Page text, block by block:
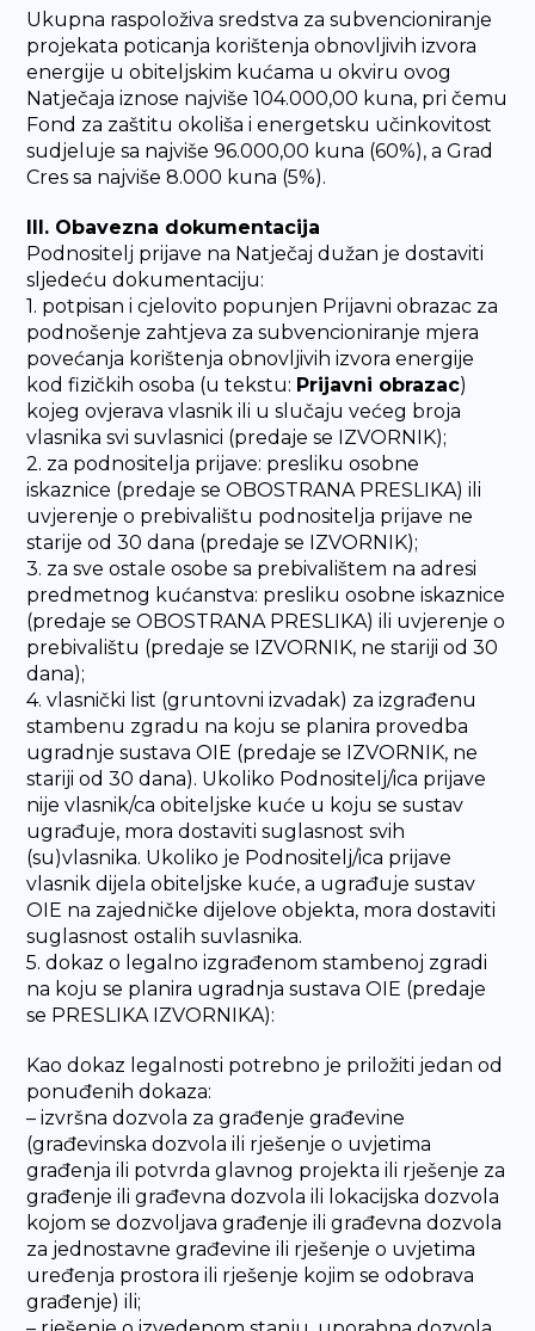
Ukupna raspoloživa sredstva za subvencioniranje
projekata poticanja korištenja obnovljivih izvora
energije u obiteljskim kućama u okviru ovog
Natječaja iznose najviše 104.000,00 kuna, pri čemu
Fond za zaštitu okoliša i energetsku učinkovitost
sudjeluje sa najviše 96.000,00 kuna (60%), a Grad
Cres sa najviše 8.000 kuna (5%).
III. Obavezna dokumentacija
Podnositelj prijave na Natječaj dužan je dostaviti
sljedeću dokumentaciju:
1. potpisan i cjelovito popunjen Prijavni obrazac za
podnošenje zahtjeva za subvencioniranje mjera
povećanja korištenja obnovljivih izvora energije
kod fizičkih osoba (u tekstu: Prijavni obrazac)
kojeg ovjerava vlasnik ili u slučaju većeg broja
vlasnika svi suvlasnici (predaje se IZVORNIK);
2. za podnositelja prijave: presliku osobne
iskaznice (predaje se OBOSTRANA PRESLIKA) ili
uvjerenje o prebivalištu podnositelja prijave ne
starije od 30 dana (predaje se IZVORNIK);
3. za sve ostale osobe sa prebivalištem na adresi
predmetnog kućanstva: presliku osobne iskaznice
(predaje se OBOSTRANA PRESLIKA) ili uvjerenje o
prebivalištu (predaje se IZVORNIK, ne stariji od 30
dana);
4. vlasnički list (gruntovni izvadak) za izgrađenu
stambenu zgradu na koju se planira provedba
ugradnje sustava OIE (predaje se IZVORNIK, ne
stariji od 30 dana). Ukoliko Podnositelj/ica prijave
nije vlasnik/ca obiteljske kuće u koju se sustav
ugrađuje, mora dostaviti suglasnost svih
(su)vlasnika. Ukoliko je Podnositelj/ica prijave
vlasnik dijela obiteljske kuće, a ugrađuje sustav
OIE na zajedničke dijelove objekta, mora dostaviti
suglasnost ostalih suvlasnika.
5. dokaz o legalno izgrađenom stambenoj zgradi
na koju se planira ugradnja sustava OIE (predaje
se PRESLIKA IZVORNIKA):
Kao dokaz legalnosti potrebno je priložiti jedan od
ponuđenih dokaza:
– izvršna dozvola za građenje građevine
(građevinska dozvola ili rješenje o uvjetima
građenja ili potvrda glavnog projekta ili rješenje za
građenje ili građevna dozvola ili lokacijska dozvola
kojom se dozvoljava građenje ili građevna dozvola
za jednostavne građevine ili rješenje o uvjetima
uređenja prostora ili rješenje kojim se odobrava
građenje) ili;